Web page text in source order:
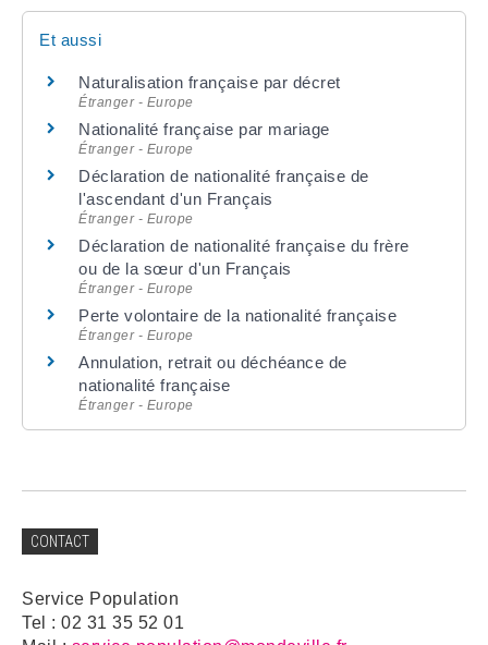
Et aussi
Naturalisation française par décret
Étranger - Europe
Nationalité française par mariage
Étranger - Europe
Déclaration de nationalité française de
l'ascendant d'un Français
Étranger - Europe
Déclaration de nationalité française du frère
ou de la sœur d'un Français
Étranger - Europe
Perte volontaire de la nationalité française
Étranger - Europe
Annulation, retrait ou déchéance de
nationalité française
Étranger - Europe
CONTACT
Service Population
Tel : 02 31 35 52 01